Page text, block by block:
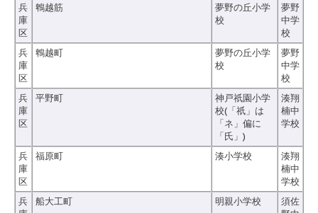
兵
庫
区
鵯越筋
夢野の丘小学
校
夢野
中学
校
兵
庫
区
鵯越町
夢野の丘小学
校
夢野
中学
校
兵
庫
区
平野町
神戸祇園小学
校(「祇」は
「ネ」偏に
「氏」)
湊翔
楠中
学校
兵
庫
区
福原町 湊小学校
湊翔
楠中
学校
兵
船大工町 明親小学校
須佐